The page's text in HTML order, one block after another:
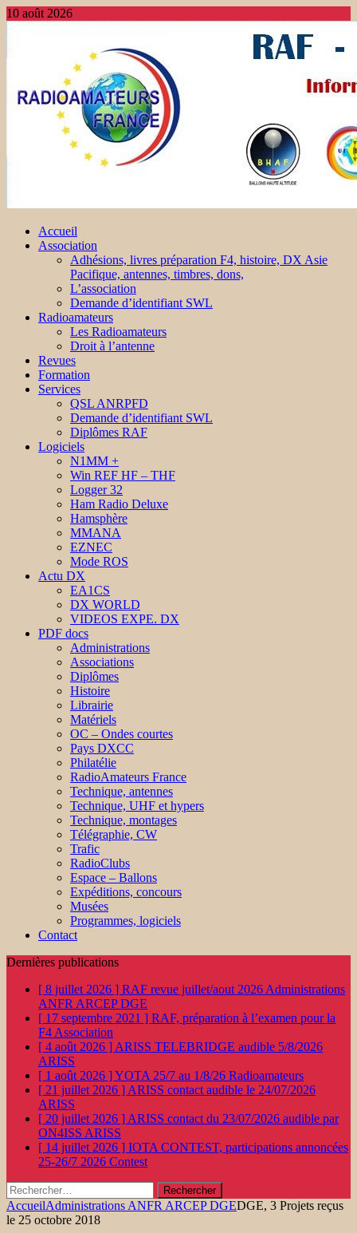
10 août 2026
Accueil
Association
Adhésions, livres préparation F4, histoire, DX Asie
Pacifique, antennes, timbres, dons,
L’association
Demande d’identifiant SWL
Radioamateurs
Les Radioamateurs
Droit à l’antenne
Revues
Formation
Services
QSL ANRPFD
Demande d’identifiant SWL
Diplômes RAF
Logiciels
N1MM +
Win REF HF – THF
Logger 32
Ham Radio Deluxe
Hamsphère
MMANA
EZNEC
Mode ROS
Actu DX
EA1CS
DX WORLD
VIDEOS EXPE. DX
PDF docs
Administrations
Associations
Diplômes
Histoire
Librairie
Matériels
OC – Ondes courtes
Pays DXCC
Philatélie
RadioAmateurs France
Technique, antennes
Technique, UHF et hypers
Technique, montages
Télégraphie, CW
Trafic
RadioClubs
Espace – Ballons
Expéditions, concours
Musées
Programmes, logiciels
Contact
Dernières publications
[ 8 juillet 2026 ] RAF revue juillet/aout 2026 Administrations
ANFR ARCEP DGE
[ 17 septembre 2021 ] RAF, préparation à l’examen pour la
F4 Association
[ 4 août 2026 ] ARISS TELEBRIDGE audible 5/8/2026
ARISS
[ 1 août 2026 ]YOTA 25/7 au 1/8/26 Radioamateurs
[ 21 juillet 2026 ] ARISS contact audible le 24/07/2026
ARISS
[ 20 juillet 2026 ] ARISS contact du 23/07/2026 audible par
ON4ISS ARISS
[ 14 juillet 2026 ] IOTA CONTEST, participations annoncées
25-26/7 2026 Contest
Rechercher :
AccueilAdministrations ANFR ARCEP DGEDGE, 3 Projets reçus
le 25 octobre 2018